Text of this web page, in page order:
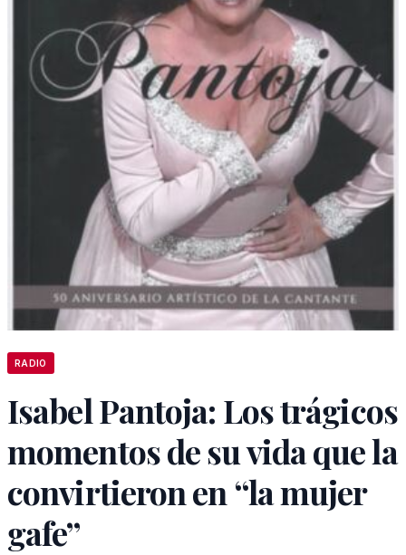
RADIO
Isabel Pantoja: Los trágicos
momentos de su vida que la
convirtieron en “la mujer
gafe”